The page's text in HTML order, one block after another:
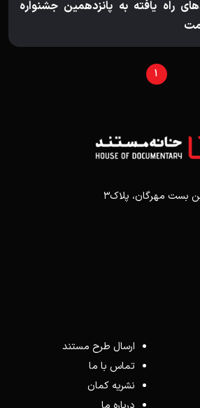
راه یافته به پانزدهمین جشنواره
1
بست مهرگان، پلاک3
ارسال طرح مستند
تماس با ما
نشریه کمان